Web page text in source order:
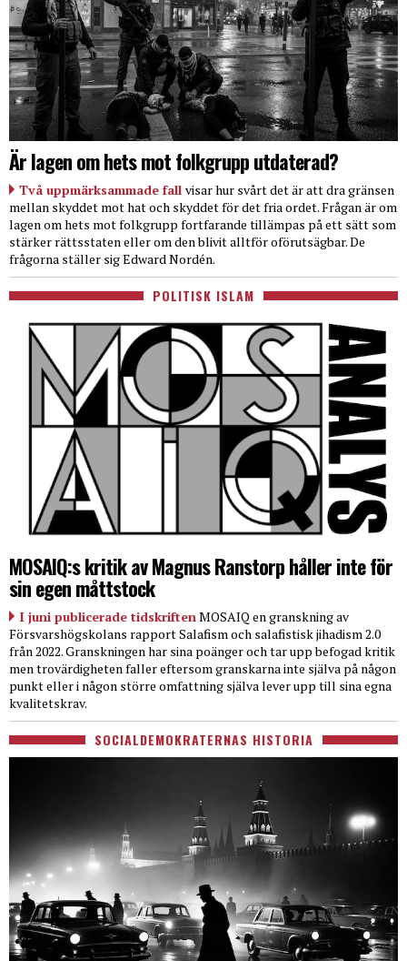
Är lagen om hets mot folkgrupp utdaterad?
Två uppmärksammade fall visar hur svårt det är att dra gränsen
mellan skyddet mot hat och skyddet för det fria ordet. Frågan är om
lagen om hets mot folkgrupp fortfarande tillämpas på ett sätt som
stärker rättsstaten eller om den blivit alltför oförutsägbar. De
frågorna ställer sig Edward Nordén.
POLITISK ISLAM
MOSAIQ:s kritik av Magnus Ranstorp håller inte för
sin egen måttstock
I juni publicerade tidskriften MOSAIQ en granskning av
Försvarshögskolans rapport Salafism och salafistisk jihadism 2.0
från 2022. Granskningen har sina poänger och tar upp befogad kritik
men trovärdigheten faller eftersom granskarna inte själva på någon
punkt eller i någon större omfattning själva lever upp till sina egna
kvalitetskrav.
SOCIALDEMOKRATERNAS HISTORIA